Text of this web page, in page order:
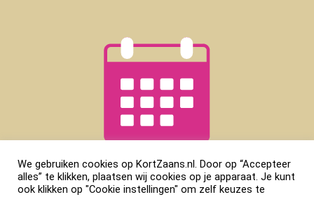
We gebruiken cookies op KortZaans.nl. Door op “Accepteer
alles” te klikken, plaatsen wij cookies op je apparaat. Je kunt
ook klikken op "Cookie instellingen" om zelf keuzes te